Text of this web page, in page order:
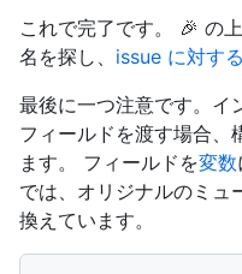
これで完了です。 🎉 の
名を探し、 issue に対す
最後に一つ注意です。イ
フィールドを渡す場合、
ます。 フィールドを変数
では、オリジナルのミュ
換えています。